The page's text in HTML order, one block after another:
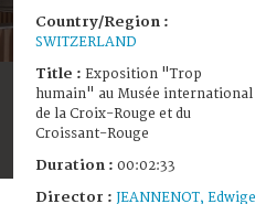
Country/Region :
SWITZERLAND
Title : Exposition "Trop
humain" au Musée international
de la Croix-Rouge et du
Croissant-Rouge
Duration : 00:02:33
Director : JEANNENOT, Edwige